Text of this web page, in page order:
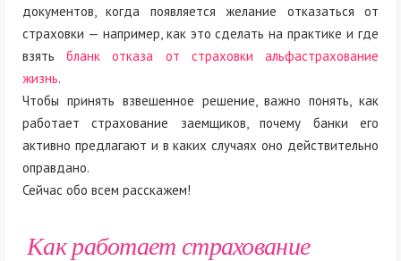
документов, когда появляется желание отказаться от
страховки — например, как это сделать на практике и где
взятьбланк отказа от страховки альфастрахование
жизнь.
Чтобы принять взвешенное решение, важно понять, как
работает страхование заемщиков, почему банки его
активно предлагают и в каких случаях оно действительно
оправдано.
Сейчас обо всем расскажем!
Как работает страхование